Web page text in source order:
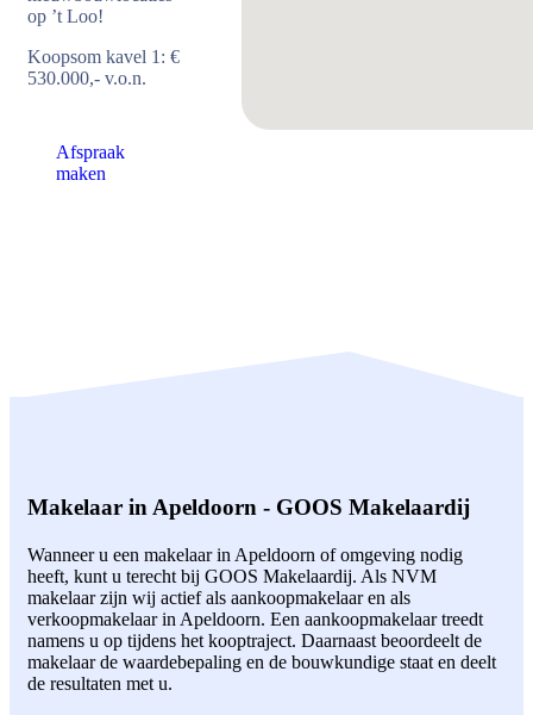
op ’t Loo!
Koopsom kavel 1: €
530.000,- v.o.n.
Afspraak
maken
Makelaar in Apeldoorn - GOOS Makelaardij
Wanneer u een makelaar in Apeldoorn of omgeving nodig
heeft, kunt u terecht bij GOOS Makelaardij. Als NVM
makelaar zijn wij actief als aankoopmakelaar en als
verkoopmakelaar in Apeldoorn. Een aankoopmakelaar treedt
namens u op tijdens het kooptraject. Daarnaast beoordeelt de
makelaar de waardebepaling en de bouwkundige staat en deelt
de resultaten met u.